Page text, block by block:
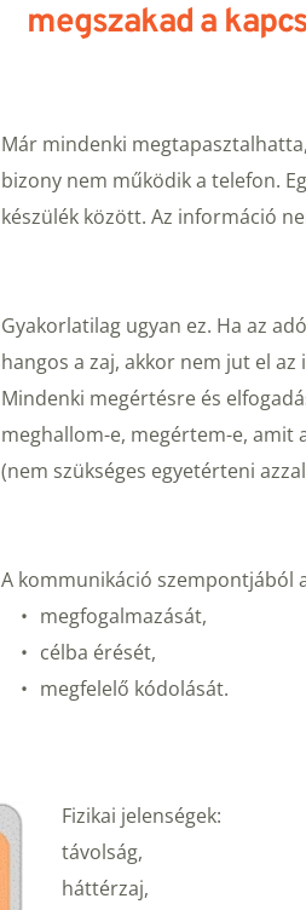
megszakad a
Már mindenki
bizony nem működik a telefon.
készülék között. Az információ
Gyakorlatilag ugyan ez. Ha az
hangos a zaj, akkor nem jut el
Mindenki megértésre és
meghallom-e, megértem-e, amit
(nem szükséges egyetérteni
A kommunikáció szempontjából
megfogalmazását,
célba érését,
megfelelő kódolását.
Fizikai jelenségek:
távolság,
háttérzaj,